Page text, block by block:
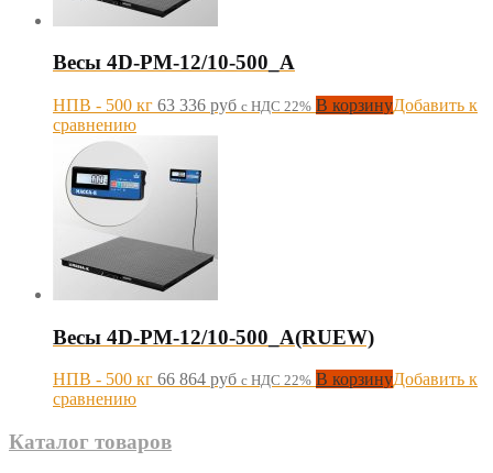
Весы 4D-PM-12/10-500_A
НПВ - 500 кг 63 336 руб с НДС 22% В корзинуДобавить к
сравнению
Весы 4D-PM-12/10-500_A(RUEW)
НПВ - 500 кг 66 864 руб с НДС 22% В корзинуДобавить к
сравнению
Каталог товаров